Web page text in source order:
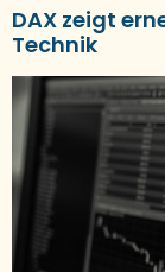
DAX zeigt
Technik